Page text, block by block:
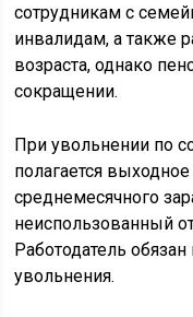
сотрудникам с
инвалидам, а также
возраста, однако
сокращении.
При увольнении по
полагается
среднемесячного
неиспользованный
Работодатель
увольнения.